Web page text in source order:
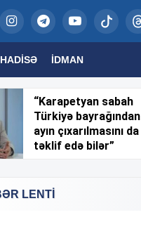
HADISƏ İDMAN
“Karapetyan sabah
Türkiyə bayrağından
ayın çıxarılmasını da
təklif edə bilər”
LENTİ